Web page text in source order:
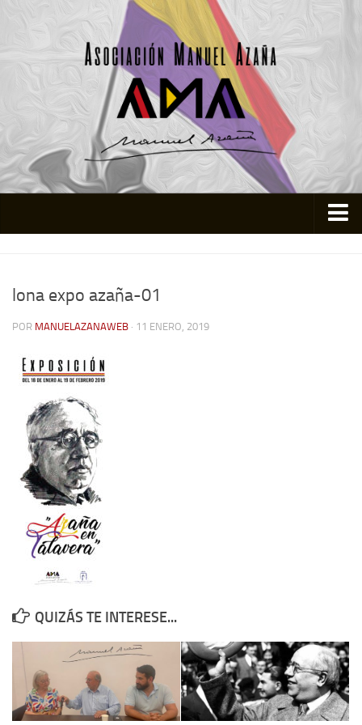
Quienes somos
Actividades
Colabora
Memoria Histórica
Investigación previa de la represión en Talavera de la Reina (1937-
1947).
Informe Represión en Toledo 1936-1947 | Buscador
Informe de la fosa de abril de 1939 de Tembleque
Enciclopedia Republicana
Militantes históricos IR
Izquierda Republicana. Agrupaciones y Militantes (1934-1939)
Izquierda Republicana. Navarra
Izquierda Republicana. Galicia
Textos esenciales del republicanismo
lona expo azaña-01
POR MANUELAZANAWEB · 11 ENERO, 2019
QUIZÁS TE INTERESE...